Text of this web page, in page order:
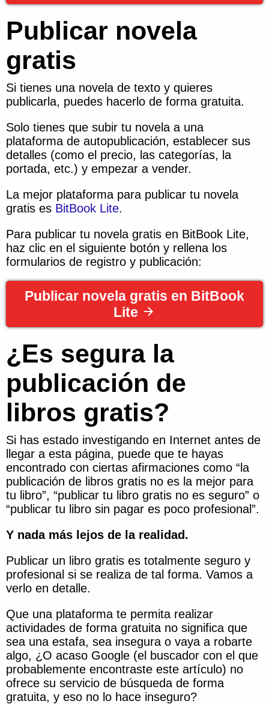
Publicar novela
gratis
Si tienes una novela de texto y quieres
publicarla, puedes hacerlo de forma gratuita.
Solo tienes que subir tu novela a una
plataforma de autopublicación, establecer sus
detalles (como el precio, las categorías, la
portada, etc.) y empezar a vender.
La mejor plataforma para publicar tu novela
gratis es BitBook Lite.
Para publicar tu novela gratis en BitBook Lite,
haz clic en el siguiente botón y rellena los
formularios de registro y publicación:
Publicar novela gratis en BitBook
Lite
¿Es segura la
publicación de
libros gratis?
Si has estado investigando en Internet antes de
llegar a esta página, puede que te hayas
encontrado con ciertas afirmaciones como “la
publicación de libros gratis no es la mejor para
tu libro”, “publicar tu libro gratis no es seguro” o
“publicar tu libro sin pagar es poco profesional”.
Y nada más lejos de la realidad.
Publicar un libro gratis es totalmente seguro y
profesional si se realiza de tal forma. Vamos a
verlo en detalle.
Que una plataforma te permita realizar
actividades de forma gratuita no significa que
sea una estafa, sea insegura o vaya a robarte
algo, ¿O acaso Google (el buscador con el que
probablemente encontraste este artículo) no
ofrece su servicio de búsqueda de forma
gratuita, y eso no lo hace inseguro?